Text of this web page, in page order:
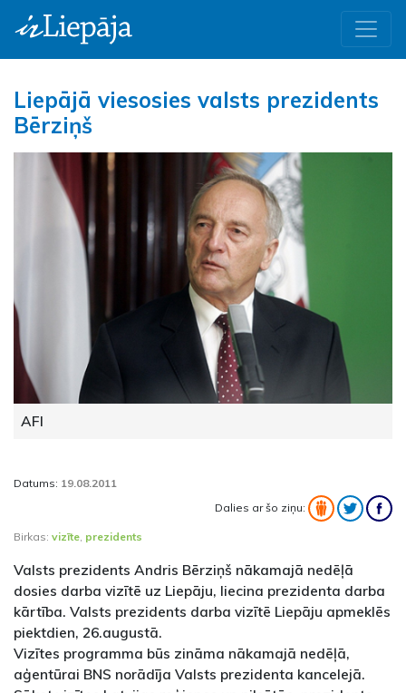
Liepājā viesosies valsts prezidents
Bērziņš
AFI
Datums: 19.08.2011
Dalies ar šo ziņu:
Birkas: vizīte, prezidents
Valsts prezidents Andris Bērziņš nākamajā nedēļā
dosies darba vizītē uz Liepāju, liecina prezidenta darba
kārtība. Valsts prezidents darba vizītē Liepāju apmeklēs
piektdien, 26.augustā.
Vizītes programma būs zināma nākamajā nedēļā,
aģentūrai BNS norādīja Valsts prezidenta kancelejā.